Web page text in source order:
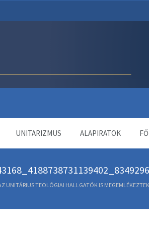
UNITARIZMUS ALAPIRATOK
UNITÁRIUS TEOLÓGIAI HALLGATÓK IS